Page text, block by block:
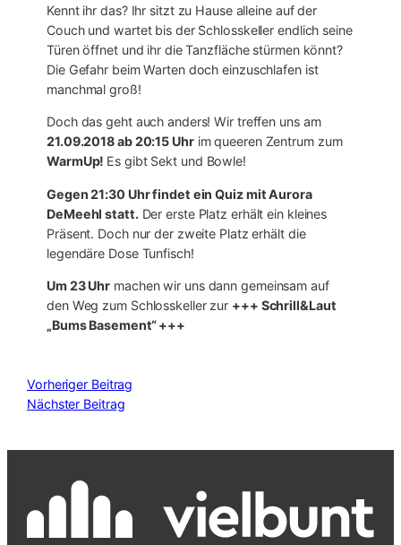
Kennt ihr das? Ihr sitzt zu Hause alleine auf der
Couch und wartet bis der Schlosskeller endlich seine
Türen öffnet und ihr die Tanzfläche stürmen könnt?
Die Gefahr beim Warten doch einzuschlafen ist
manchmal groß!
Doch das geht auch anders! Wir treffen uns am
21.09.2018 ab 20:15 Uhrim queeren Zentrum zum
WarmUp! Es gibt Sekt und Bowle!
Gegen 21:30 Uhr findet ein Quiz mit Aurora
DeMeehl statt.Der erste Platz erhält ein kleines
Präsent. Doch nur der zweite Platz erhält die
legendäre Dose Tunfisch!
Um 23 Uhr machen wir uns dann gemeinsam auf
den Weg zum Schlosskeller zur +++ Schrill&Laut
„Bums Basement“+++
Vorheriger Beitrag
Nächster Beitrag